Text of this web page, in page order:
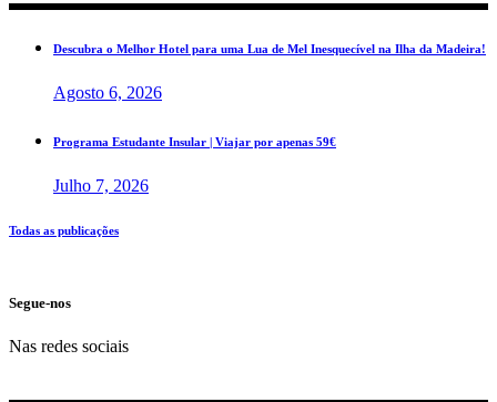
Descubra o Melhor Hotel para uma Lua de Mel Inesquecível na Ilha da Madeira!
Agosto 6, 2026
Programa Estudante Insular | Viajar por apenas 59€
Julho 7, 2026
Todas as publicações
Segue-nos
Nas redes sociais